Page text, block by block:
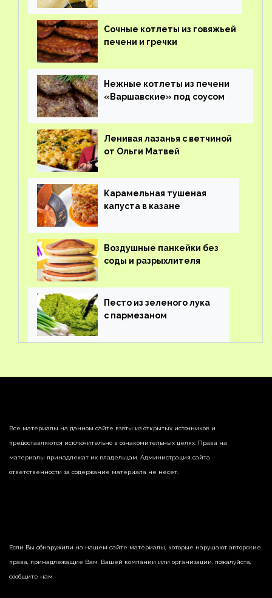
Сочные котлеты из говяжьей
печени и гречки
Нежные котлеты из печени
«Варшавские» под соусом
Ленивая лазанья с ветчиной
от Ольги Матвей
Карамельная тушеная
капуста в казане
Воздушные панкейки без
соды и разрыхлителя
Песто из зеленого лука
с пармезаном
Все материалы на данном сайте взяты из открытых источников и
предоставляются исключительно в ознакомительных целях. Права на
материалы принадлежат их владельцам. Администрация сайта
ответственности за содержание материала не несет.
Если Вы обнаружили на нашем сайте материалы, которые нарушают авторские
права, принадлежащие Вам, Вашей компании или организации, пожалуйста,
сообщите нам.